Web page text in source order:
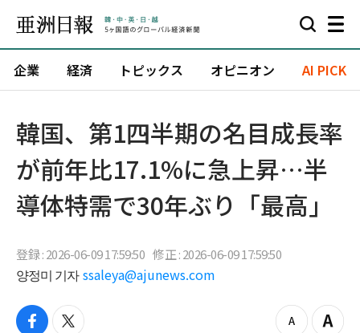
企業 経済 トピックス オピニオン AI PICK
韓国、第1四半期の名目成長率
が前年比17.1%に急上昇…半
導体特需で30年ぶり「最高」
登録 : 2026-06-09 17:59:50 修正 : 2026-06-09 17:59:50
양정미 기자 ssaleya@ajunews.com
f
t
z
Z